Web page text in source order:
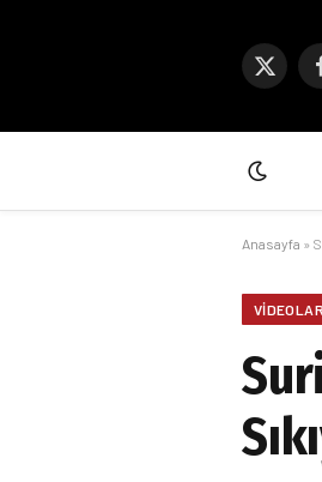
X
Anasayfa »
VIDEOLAR